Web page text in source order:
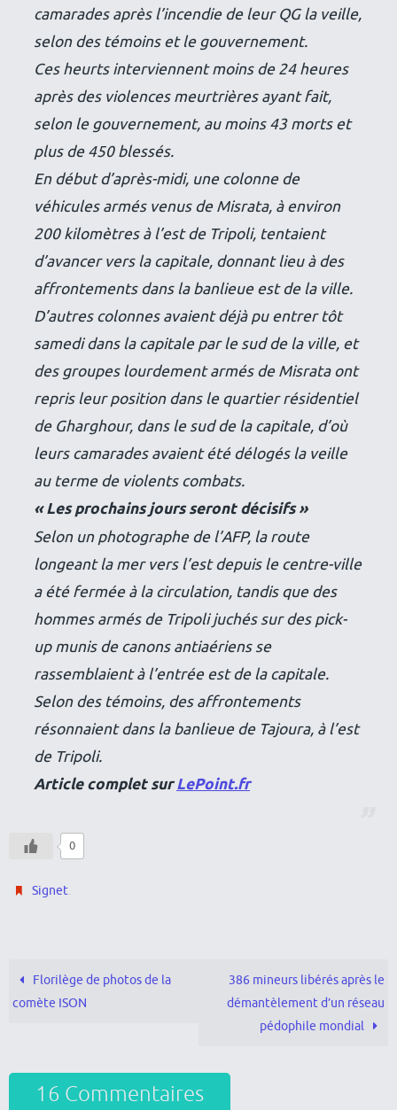
camarades après l’incendie de leur QG la veille,
selon des témoins et le gouvernement.
Ces heurts interviennent moins de 24 heures
après des violences meurtrières ayant fait,
selon le gouvernement, au moins 43 morts et
plus de 450 blessés.
En début d’après-midi, une colonne de
véhicules armés venus de Misrata, à environ
200 kilomètres à l’est de Tripoli, tentaient
d’avancer vers la capitale, donnant lieu à des
affrontements dans la banlieue est de la ville.
D’autres colonnes avaient déjà pu entrer tôt
samedi dans la capitale par le sud de la ville, et
des groupes lourdement armés de Misrata ont
repris leur position dans le quartier résidentiel
de Gharghour, dans le sud de la capitale, d’où
leurs camarades avaient été délogés la veille
au terme de violents combats.
« Les prochains jours seront décisifs »
Selon un photographe de l’AFP, la route
longeant la mer vers l’est depuis le centre-ville
a été fermée à la circulation, tandis que des
hommes armés de Tripoli juchés sur des pick-
up munis de canons antiaériens se
rassemblaient à l’entrée est de la capitale.
Selon des témoins, des affrontements
résonnaient dans la banlieue de Tajoura, à l’est
de Tripoli.
Article complet surLePoint.fr
0
Signet.
Florilège de photos de la
comète ISON
386 mineurs libérés après le
démantèlement d’un réseau
pédophile mondial
16 Commentaires